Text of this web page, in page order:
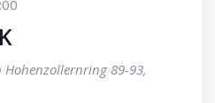
Hohenzollernring 89-93,